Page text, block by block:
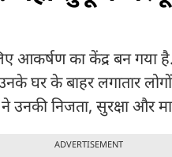
आकर्षण का केंद्र बन गया
घर के बाहर लगातार
उनकी निजता, सुरक्षा और
ADVERTISEMENT